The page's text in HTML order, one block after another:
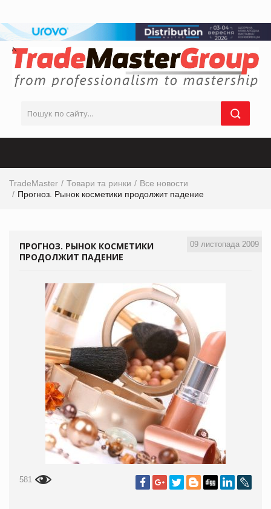
TradeMaster Товари та ринки
Все новости
Прогноз. Рынок косметики продолжит падение
09 листопада 2009
ПРОГНОЗ. РЫНОК КОСМЕТИКИ
ПРОДОЛЖИТ ПАДЕНИЕ
581